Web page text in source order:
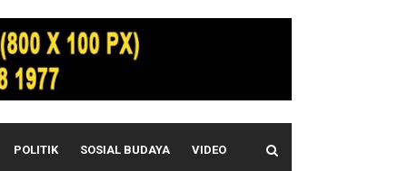
POLITIK SOSIAL BUDAYA VIDEO